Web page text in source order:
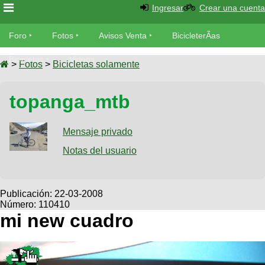
Foro
Foro
MecÃ¡nica
Fotos
SUBÃ
Galeria
Bicicletas
Viajes
Descenso
Dirt
Avisos
Ventas
SUBÃ
Buscar
Ultimos
Fotos
BicicleterÃ­
Bicicletas
Tandem
Videos
Cicloturismo
Ingresar Crear una cuenta
Foro Fotos Avisos Venta BicicleterÃ­as
Bicicletas Videos
> Fotos > Bicicletas solamente
topanga_mtb
Mensaje privado
Notas del usuario
Publicación: 22-03-2008
Número: 110410
mi new cuadro